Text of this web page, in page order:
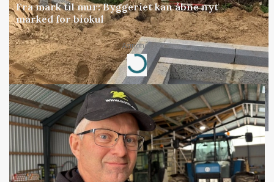
Fra mark til mur: Byggeriet kan åbne nyt
marked for biokul
Annonce
Loading...